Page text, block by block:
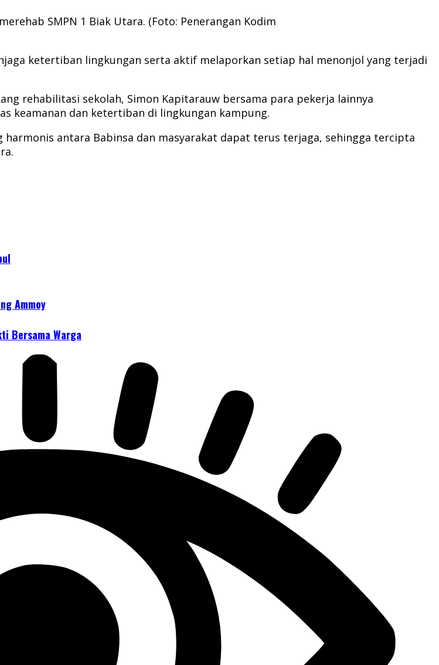
SMPN 1 Biak Utara. (Foto: Penerangan Kodim
ketertiban lingkungan serta aktif melaporkan setiap hal menonjol yang terjadi
rehabilitasi sekolah, Simon Kapitarauw bersama para pekerja lainnya
keamanan dan ketertiban di lingkungan kampung.
antara Babinsa dan masyarakat dapat terus terjaga, sehingga tercipta
Ammoy
Bersama Warga